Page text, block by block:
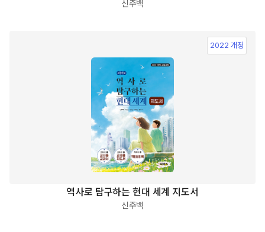
신주백
2022 개정
역사로 탐구하는 현대 세계 지도서
신주백